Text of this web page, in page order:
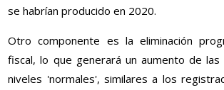
se habrían producido en 2020.
Otro componente es la eliminación
fiscal, lo que generará un aumento de las
niveles 'normales', similares a los